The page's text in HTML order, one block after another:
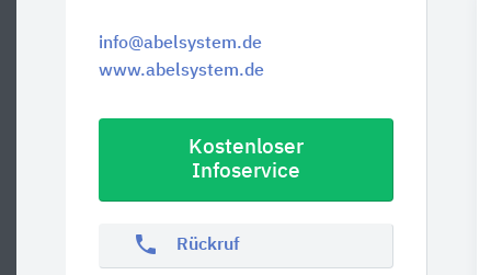
info@abelsystem.de
www.abelsystem.de
Kostenloser
Infoservice
phone Rückruf